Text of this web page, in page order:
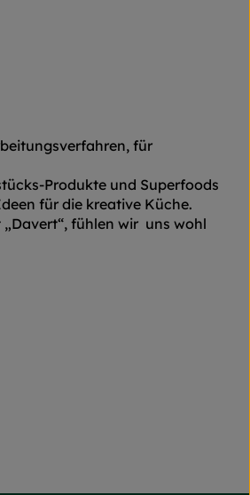
für
Produkte und Superfoods
für die kreative Küche.
fühlen wir uns wohl